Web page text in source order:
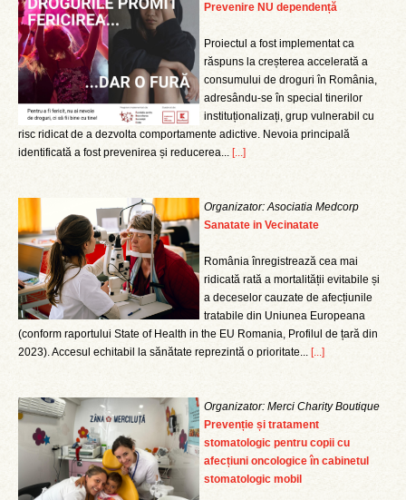
Prevenire NU dependență
Proiectul a fost implementat ca
răspuns la creșterea accelerată a
consumului de droguri în România,
adresându-se în special tinerilor
instituționalizați, grup vulnerabil cu
risc ridicat de a dezvolta comportamente adictive. Nevoia principală
identificată a fost prevenirea și reducerea... [...]
Organizator: Asociatia Medcorp
Sanatate in Vecinatate
România înregistrează cea mai
ridicată rată a mortalității evitabile și
a deceselor cauzate de afecțiunile
tratabile din Uniunea Europeana
(conform raportului State of Health in the EU Romania, Profilul de țară din
2023). Accesul echitabil la sănătate reprezintă o prioritate... [...]
Organizator: Merci Charity Boutique
Prevenție și tratament
stomatologic pentru copii cu
afecțiuni oncologice în cabinetul
stomatologic mobil